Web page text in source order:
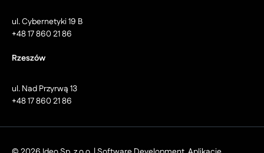
ul. Cybernetyki 19 B
+48 17 860 21 86
Rzeszów
ul. Nad Przyrwą 13
+48 17 860 21 86